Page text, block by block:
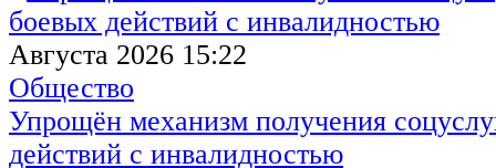
Августа 2026 15:22
Общество
Упрощён механизм получения
действий с инвалидностью